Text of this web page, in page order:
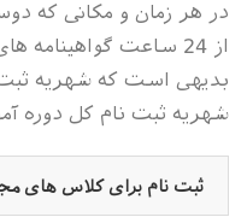
در هر زمان و مکانی که
از 24 ساعت
بدیهی است که شهریه ثبت
شهریه ثبت نام کل دوره
ثبت نام برای کلاس های